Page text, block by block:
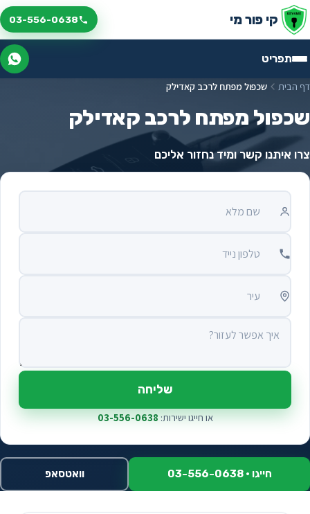
דלג לתוכן
קי פור מי 03-556-0638
תפריט
דף הבית שכפול מפתח לרכב קאדילק
שכפול מפתח לרכב קאדילק
צרו איתנו קשר ומיד נחזור אליכם
שם מלא
טלפון נייד
עיר
שליחה
או חייגו ישירות:03-556-0638
חייגו · 03-556-0638 וואטסאפ